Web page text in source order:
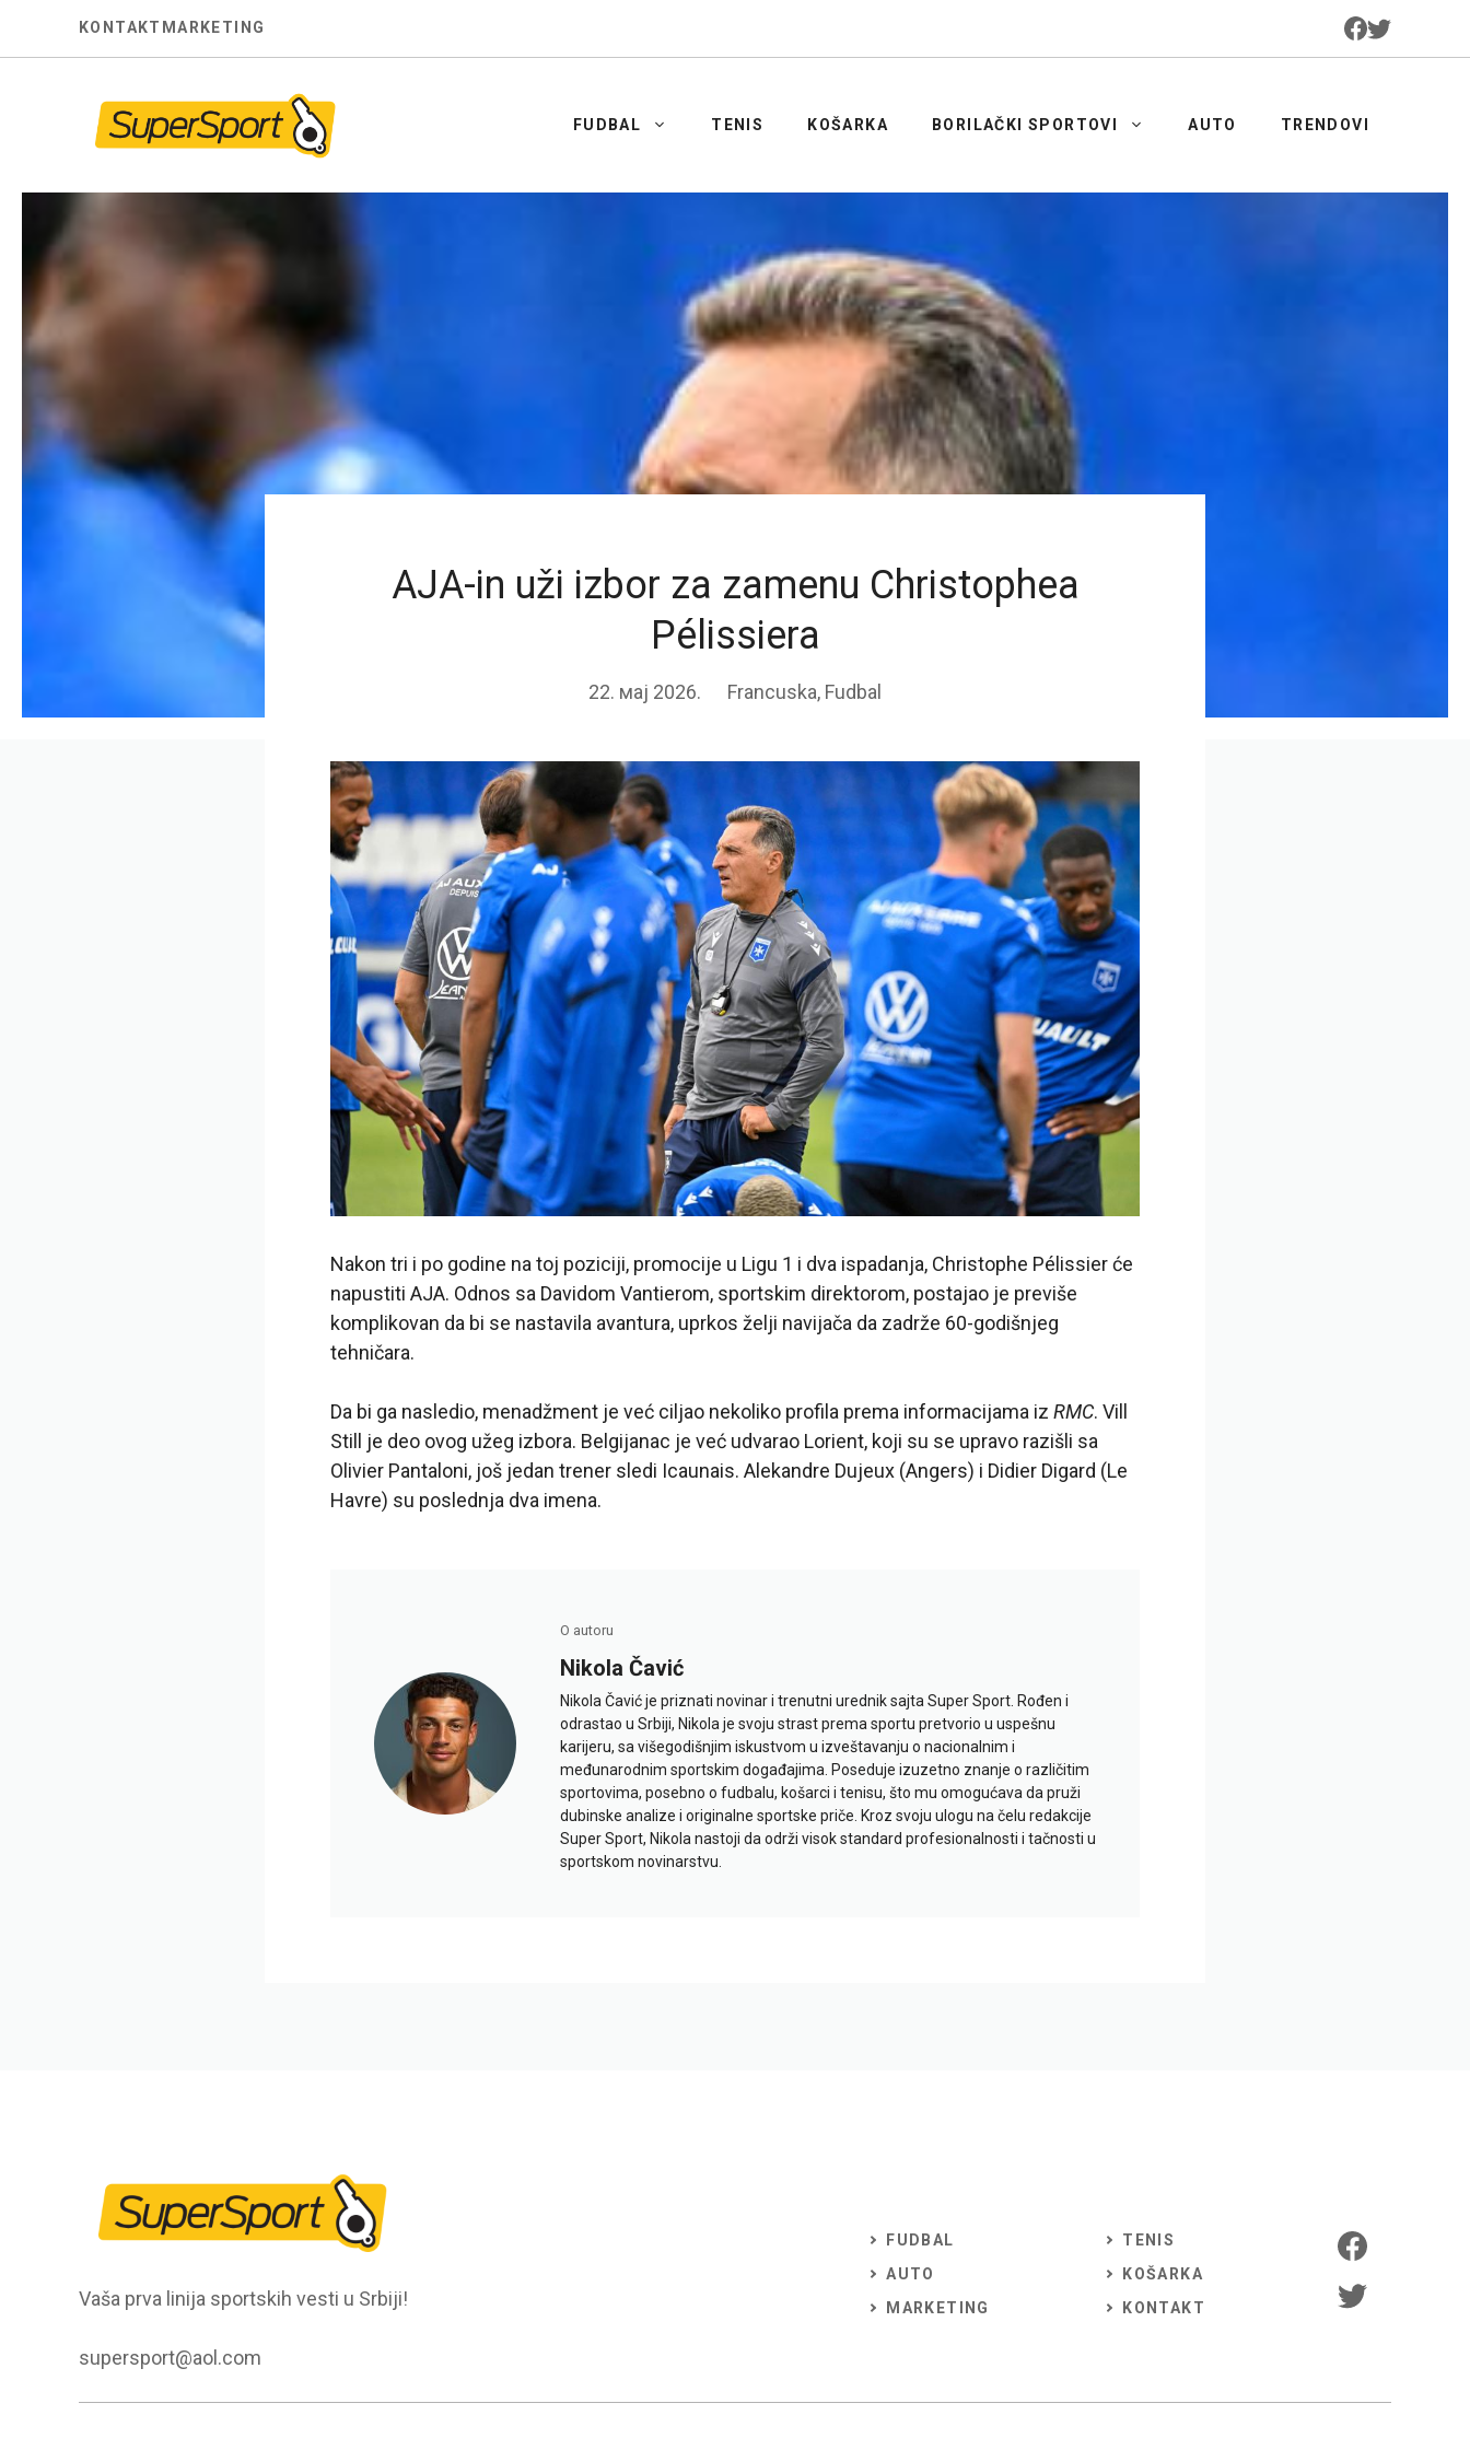
KONTAKT MARKETING
FUDBAL TENIS KOŠARKA BORILAČKI SPORTOVI AUTO TRENDOVI
AJA-in uži izbor za zamenu Christophea
Pélissiera
22. мај 2026. Francuska, Fudbal
Nakon tri i po godine na toj poziciji, promocije u Ligu 1 i dva ispadanja, Christophe Pélissier će
napustiti AJA. Odnos sa Davidom Vantierom, sportskim direktorom, postajao je previše
komplikovan da bi se nastavila avantura, uprkos želji navijača da zadrže 60-godišnjeg
tehničara.
Da bi ga nasledio, menadžment je već ciljao nekoliko profila prema informacijama iz RMC. Vill
Still je deo ovog užeg izbora. Belgijanac je već udvarao Lorient, koji su se upravo razišli sa
Olivier Pantaloni, još jedan trener sledi Icaunais. Alekandre Dujeux (Angers) i Didier Digard (Le
Havre) su poslednja dva imena.
O autoru
Nikola Čavić
Nikola Čavić je priznati novinar i trenutni urednik sajta Super Sport. Rođen i
odrastao u Srbiji, Nikola je svoju strast prema sportu pretvorio u uspešnu
karijeru, sa višegodišnjim iskustvom u izveštavanju o nacionalnim i
međunarodnim sportskim događajima. Poseduje izuzetno znanje o različitim
sportovima, posebno o fudbalu, košarci i tenisu, što mu omogućava da pruži
dubinske analize i originalne sportske priče. Kroz svoju ulogu na čelu redakcije
Super Sport, Nikola nastoji da održi visok standard profesionalnosti i tačnosti u
sportskom novinarstvu.
Vaša prva linija sportskih vesti u Srbiji!
supersport@aol.com
FUDBAL
AUTO
MARKETING
TENIS
KOŠARKA
KONTAKT